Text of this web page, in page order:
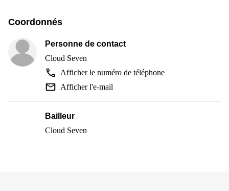
Coordonnés
Personne de contact
Cloud Seven
Afficher le numéro de téléphone
Afficher l'e-mail
Bailleur
Cloud Seven